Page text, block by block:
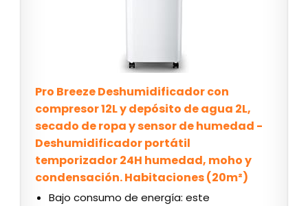
Pro Breeze Deshumidificador con
compresor 12L y depósito de agua 2L,
secado de ropa y sensor de humedad -
Deshumidificador portátil
temporizador 24H humedad, moho y
condensación. Habitaciones (20m²)
Bajo consumo de energía: este